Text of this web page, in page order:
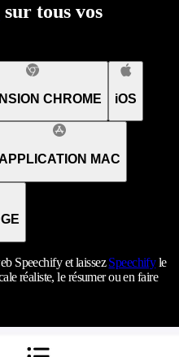
sur tous vos
CHROME iOS
MAC
Speechify et laissezSpeechifyle
réaliste, le résumer ou en faire